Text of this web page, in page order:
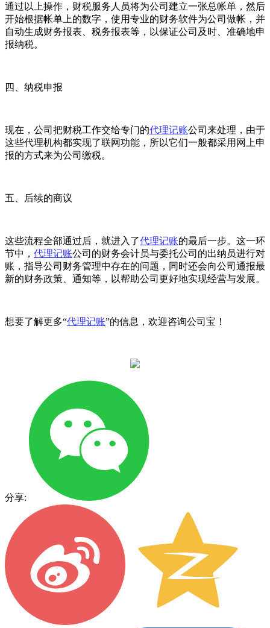
通过以上操作，财税服务人员将为公司建立一张总帐单，然后
开始根据帐单上的数字，使用专业的财务软件为公司做帐，并
自动生成财务报表、税务报表等，以保证公司及时、准确地申
报纳税。
四、纳税申报
现在，公司把财税工作交给专门的代理记账公司来处理，由于
这些代理机构都实现了联网功能，所以它们一般都采用网上申
报的方式来为公司缴税。
五、后续的商议
这些流程全部通过后，就进入了代理记账的最后一步。这一环
节中， 代理记账公司的财务会计员与委托公司的出纳员进行对
账，指导公司财务管理中存在的问题，同时还会向公司通报最
新的财务政策、通知等，以帮助公司更好地实现经营与发展。
想要了解更多“代理记账”的信息，欢迎咨询公司宝！
分享: